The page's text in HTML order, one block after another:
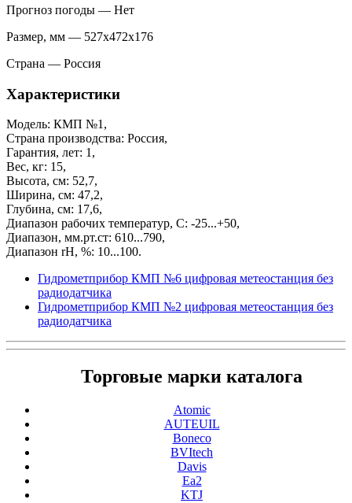
Прогноз погоды — Нет
Размер, мм — 527х472х176
Страна — Россия
Характеристики
Модель: КМП №1,
Страна производства: Россия,
Гарантия, лет: 1,
Вес, кг: 15,
Высота, см: 52,7,
Ширина, см: 47,2,
Глубина, см: 17,6,
Диапазон рабочих температур, С: -25...+50,
Диапазон, мм.рт.ст: 610...790,
Диапазон rH, %: 10...100.
Гидрометприбор КМП №6 цифровая метеостанция без
радиодатчика
Гидрометприбор КМП №2 цифровая метеостанция без
радиодатчика
Торговые марки каталога
Atomic
AUTEUIL
Boneco
BVItech
Davis
Ea2
KTJ